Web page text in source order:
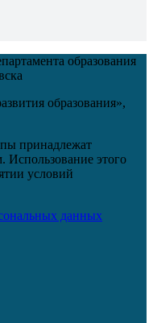
образования
образования»,
принадлежат
Использование этого
условий
данных